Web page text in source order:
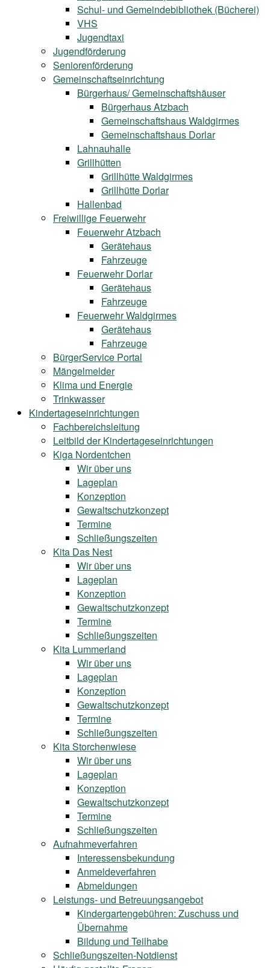
Schul- und Gemeindebibliothek (Bücherei)
VHS
Jugendtaxi
Jugendförderung
Seniorenförderung
Gemeinschaftseinrichtung
Bürgerhaus/ Gemeinschaftshäuser
Bürgerhaus Atzbach
Gemeinschaftshaus Waldgirmes
Gemeinschaftshaus Dorlar
Lahnauhalle
Grillhütten
Grillhütte Waldgirmes
Grillhütte Dorlar
Hallenbad
Freiwillige Feuerwehr
Feuerwehr Atzbach
Gerätehaus
Fahrzeuge
Feuerwehr Dorlar
Gerätehaus
Fahrzeuge
Feuerwehr Waldgirmes
Gerätehaus
Fahrzeuge
BürgerService Portal
Mängelmelder
Klima und Energie
Trinkwasser
Kindertageseinrichtungen
Fachbereichsleitung
Leitbild der Kindertageseinrichtungen
Kiga Nordentchen
Wir über uns
Lageplan
Konzeption
Gewaltschutzkonzept
Termine
Schließungszeiten
Kita Das Nest
Wir über uns
Lageplan
Konzeption
Gewaltschutzkonzept
Termine
Schließungszeiten
Kita Lummerland
Wir über uns
Lageplan
Konzeption
Gewaltschutzkonzept
Termine
Schließungszeiten
Kita Storchenwiese
Wir über uns
Lageplan
Konzeption
Gewaltschutzkonzept
Termine
Schließungszeiten
Aufnahmeverfahren
Interessensbekundung
Anmeldeverfahren
Abmeldungen
Leistungs- und Betreuungsangebot
Kindergartengebühren: Zuschuss und
Übernahme
Bildung und Teilhabe
Schließungszeiten-Notdienst